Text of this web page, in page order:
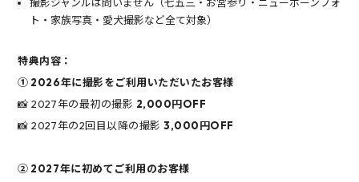
ト・家族写真・愛犬撮影など全て対象）
特典内容：
① 2026年に撮影をご利用いただいたお客様
📸 2027年の最初の撮影 2,000円OFF
📸 2027年の2回目以降の撮影3,000円OFF
② 2027年に初めてご利用のお客様